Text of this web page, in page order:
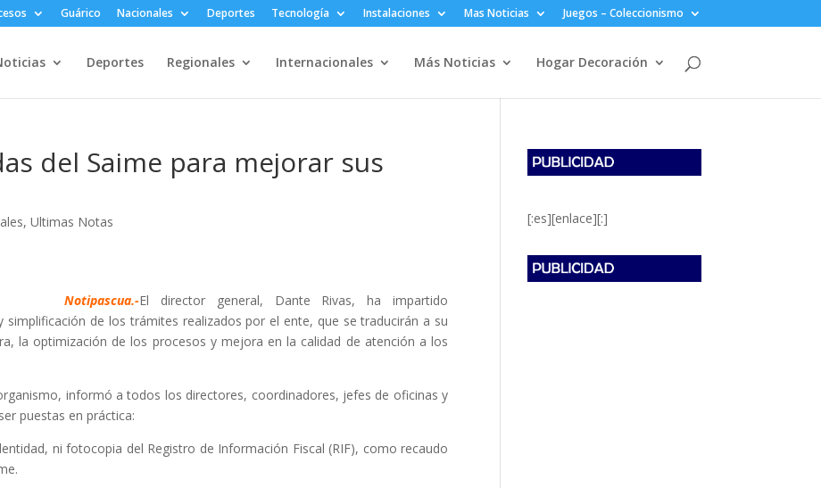
Guárico Nacionales Deportes Tecnología Instalaciones Mas Noticias Juegos – Coleccionismo
Deportes Regionales Internacionales Más Noticias Hogar Decoración
del Saime para mejorar sus
,Ultimas Notas
Notipascua.-El director general, Dante Rivas, ha impartido
simplificación de los trámites realizados por el ente, que se traducirán a su
la optimización de los procesos y mejora en la calidad de atención a los
informó a todos los directores, coordinadores, jefes de oficinas y
puestas en práctica:
ni fotocopia del Registro de Información Fiscal (RIF), como recaudo
[:es][enlace][:]